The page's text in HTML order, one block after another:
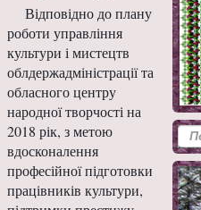
Відповідно до плану
роботи управління
культури і мистецтв
облдержадміністрації та
обласного центру
народної творчості на
2018 рік, з метою
вдосконалення
професійної підготовки
працівників культури,